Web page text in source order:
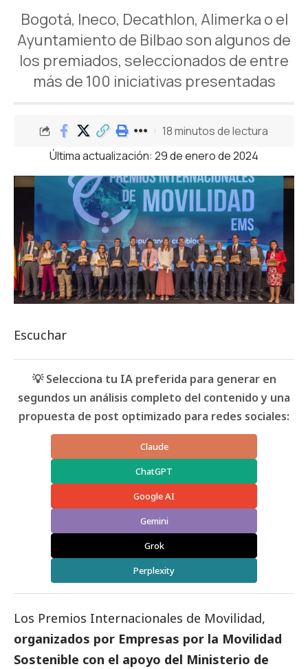
Bogotá, Ineco, Decathlon, Alimerka o el
Ayuntamiento de Bilbao son algunos de
los premiados, seleccionados de entre
más de 100 iniciativas presentadas
Última actualización: 29 de enero de 2024
18 minutos de lectura
Escuchar
💡 Selecciona tu IA preferida para generar en
segundos un análisis completo del contenido y una
propuesta de post optimizado para redes sociales:
Claude
ChatGPT
Google AI
Gemini
Grok
Perplexity
Los Premios Internacionales de Movilidad,
organizados por Empresas por la Movilidad
Sostenible con el apoyo del Ministerio de